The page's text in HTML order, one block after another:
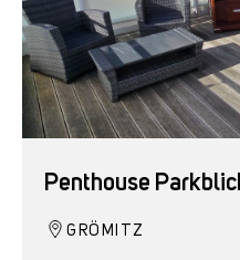
Penthouse
GRÖMITZ